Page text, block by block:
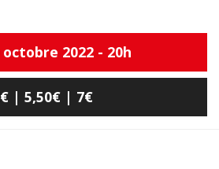
octobre 2022 - 20h
| 5,50€ | 7€